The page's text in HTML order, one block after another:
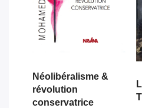
Néolibéralisme &
révolution
conservatrice